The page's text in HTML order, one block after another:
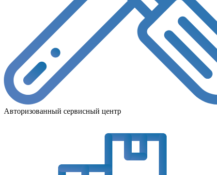
Авторизованный сервисный центр